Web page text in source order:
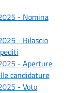
- Nomina
- Rilascio
- Aperture
candidature
- Voto